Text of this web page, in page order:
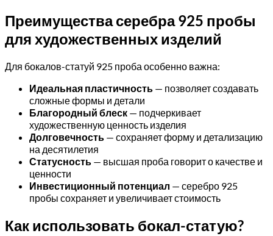
Преимущества серебра 925 пробы
для художественных изделий
Для бокалов-статуй 925 проба особенно важна:
Идеальная пластичность — позволяет создавать
сложные формы и детали
Благородный блеск — подчеркивает
художественную ценность изделия
Долговечность — сохраняет форму и детализацию
на десятилетия
Статусность — высшая проба говорит о качестве и
ценности
Инвестиционный потенциал — серебро 925
пробы сохраняет и увеличивает стоимость
Как использовать бокал-статую?